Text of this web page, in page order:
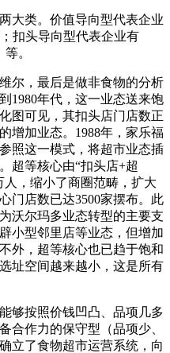
类。价值导向型代表企业
扣头导向型代表企业有
。
，最后是做非食物的分析
1980年代，这一业态送来饱
图可见，其扣头店门店数正
增加业态。1988年，家乐福
照这一模式，将超市业态插
超等核心由“扣头店+超
，缩小了商圈范畴，扩大
门店数已达3500家摆布。此
沃尔玛多业态转型的主要支
小型邻里店等业态，但增加
外，超等核心也已趋于饱和
址空间越来越小，这是所有
按照价钱凹凸、品项几多
合作力的保守型（品项少、
立了食物超市运营系统，向